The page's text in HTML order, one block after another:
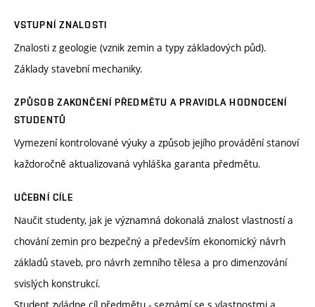
VSTUPNÍ ZNALOSTI
Znalosti z geologie (vznik zemin a typy základových půd).
Základy stavební mechaniky.
ZPŮSOB ZAKONČENÍ PŘEDMĚTU A PRAVIDLA HODNOCENÍ
STUDENTŮ
Vymezení kontrolované výuky a způsob jejího provádění stanoví
každoročně aktualizovaná vyhláška garanta předmětu.
UČEBNÍ CÍLE
Naučit studenty, jak je významná dokonalá znalost vlastností a
chování zemin pro bezpečný a především ekonomický návrh
základů staveb, pro návrh zemního tělesa a pro dimenzování
svislých konstrukcí.